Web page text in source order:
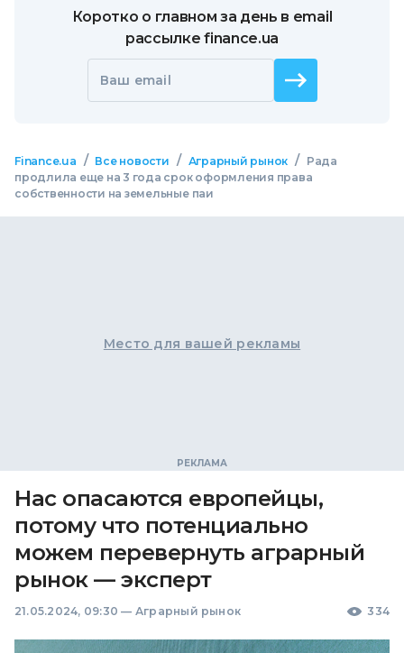
Коротко о главном за день в email
рассылке finance.ua
Ваш email
Finance.ua / Все новости / Аграрный рынок /
Рада
продлила еще на 3 года срок оформления права
собственности на земельные паи
Место для вашей рекламы
Нас опасаются европейцы,
потому что потенциально
можем перевернуть аграрный
рынок — эксперт
21.05.2024, 09:30 — Аграрный рынок 334